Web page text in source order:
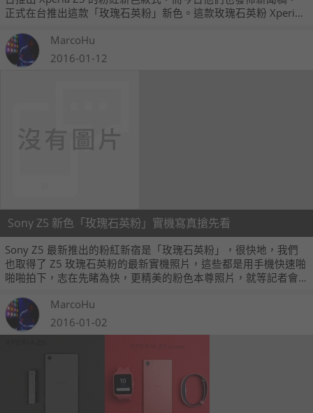
正式在台推出這款「玫瑰石英粉」新色。這款玫瑰石英粉 Xperia
同。
MarcoHu
2016-01-12
Sony Z5 新色「玫瑰石英粉」實機寫真搶先看
Sony Z5 最新推出的粉紅新宿是「玫瑰石英粉」，很快地，我們
也取得了 Z5 玫瑰石英粉的最新實機照片，這些都是用手機快速啪
啪啪拍下，志在先睹為快，更精美的粉色本尊照片，就等記者會
MarcoHu
2016-01-02